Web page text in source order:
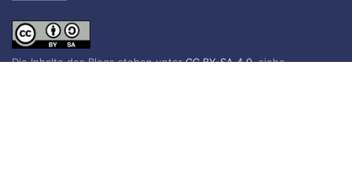
Die Inhalte des Blogs stehen unterCC BY-SA 4.0, siehe